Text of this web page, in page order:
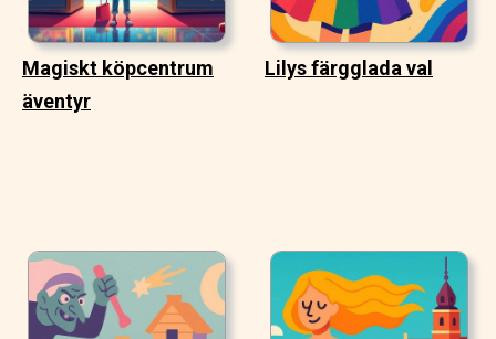
Magiskt köpcentrum
äventyr
Lilys färgglada val